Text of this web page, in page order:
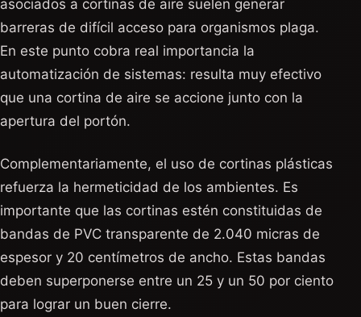
asociados a cortinas de aire suelen generar
barreras de difícil acceso para organismos plaga.
En este punto cobra real importancia la
automatización de sistemas: resulta muy efectivo
que una cortina de aire se accione junto con la
apertura del portón.
Complementariamente, el uso de cortinas plásticas
refuerza la hermeticidad de los ambientes. Es
importante que las cortinas estén constituidas de
bandas de PVC transparente de 2.040 micras de
espesor y 20 centímetros de ancho. Estas bandas
deben superponerse entre un 25 y un 50 por ciento
para lograr un buen cierre.